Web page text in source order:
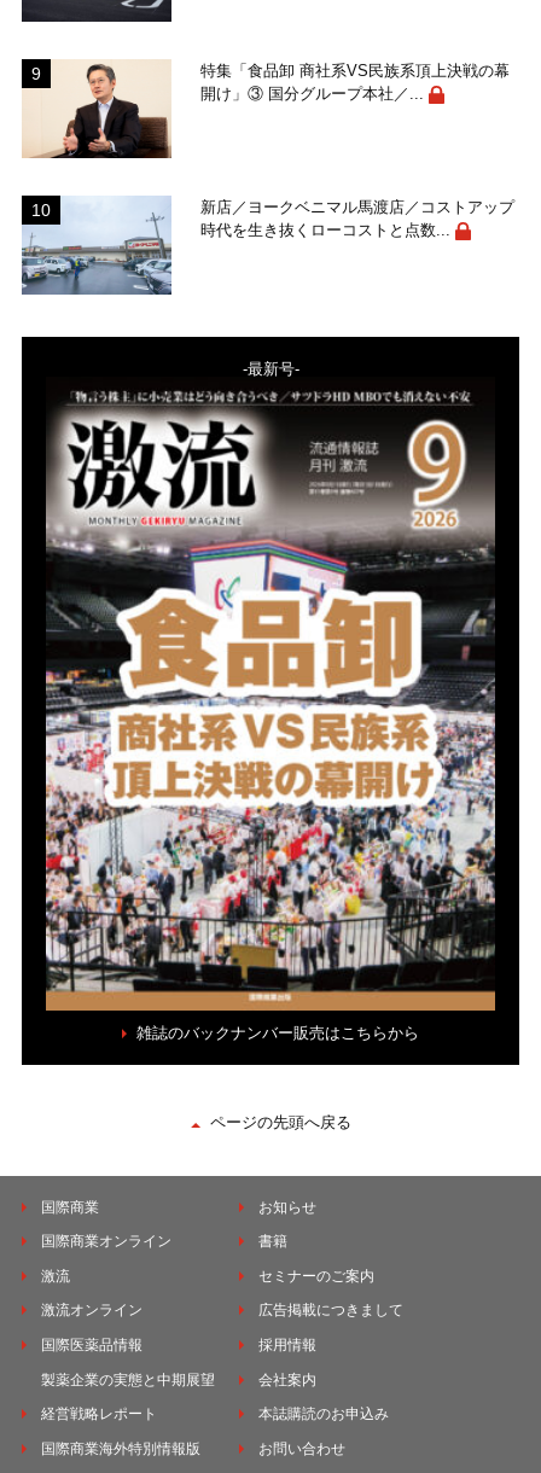
特集「食品卸 商社系VS民族系頂上決戦の幕
開け」③ 国分グループ本社／...
新店／ヨークベニマル馬渡店／コストアップ
時代を生き抜くローコストと点数...
-最新号-
雑誌のバックナンバー販売はこちらから
ページの先頭へ戻る
国際商業
国際商業オンライン
激流
激流オンライン
国際医薬品情報
製薬企業の実態と中期展望
経営戦略レポート
国際商業海外特別情報版
お知らせ
書籍
セミナーのご案内
広告掲載につきまして
採用情報
会社案内
本誌購読のお申込み
お問い合わせ